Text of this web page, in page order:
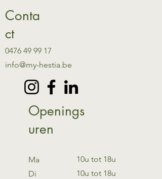
Conta
ct
0476 49 99 17
info@my-hestia.be
Openings
uren
Ma
Di
10u tot 18u
10u tot 18u